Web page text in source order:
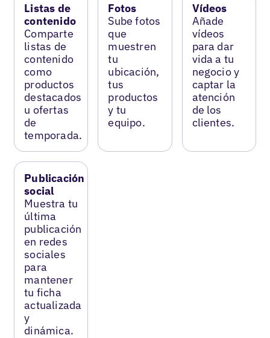
Listas de
contenido
Comparte
listas de
contenido
como
productos
destacados
u ofertas
de
temporada.
Fotos
Sube fotos
que
muestren
tu
ubicación,
tus
productos
y tu
equipo.
Vídeos
Añade
vídeos
para dar
vida a tu
negocio y
captar la
atención
de los
clientes.
Publicación
social
Muestra tu
última
publicación
en redes
sociales
para
mantener
tu ficha
actualizada
y
dinámica.